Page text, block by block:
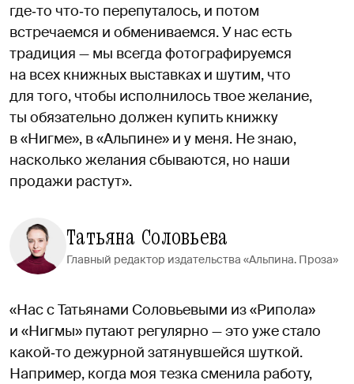
где‑то что‑то перепуталось, и потом
встречаемся и обмениваемся. У нас есть
традиция — мы всегда фотографируемся
на всех книжных выставках и шутим, что
для того, чтобы исполнилось твое желание,
ты обязательно должен купить книжку
в «Нигме», в «Альпине» и у меня. Не знаю,
насколько желания сбываются, но наши
продажи растут».
Татьяна Соловьева
Главный редактор издательства «Альпина. Проза»
«Нас с Татьянами Соловьевыми из «Рипола»
и «Нигмы» путают регулярно — это уже стало
какой‑то дежурной затянувшейся шуткой.
Например, когда моя тезка сменила работу,